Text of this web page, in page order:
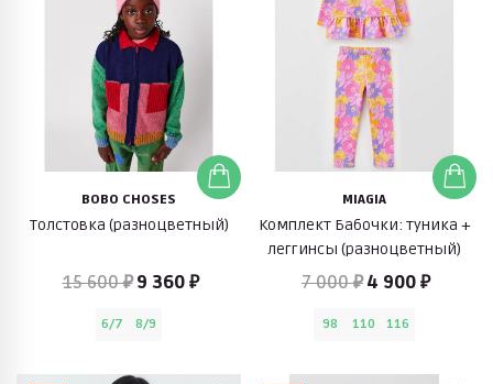
BOBO CHOSES
Толстовка (разноцветный)
15 600 ₽ 9 360 ₽
6/7 8/9
MIAGIA
Комплект Бабочки: туника +
леггинсы (разноцветный)
7 000 ₽ 4 900 ₽
98 110 116